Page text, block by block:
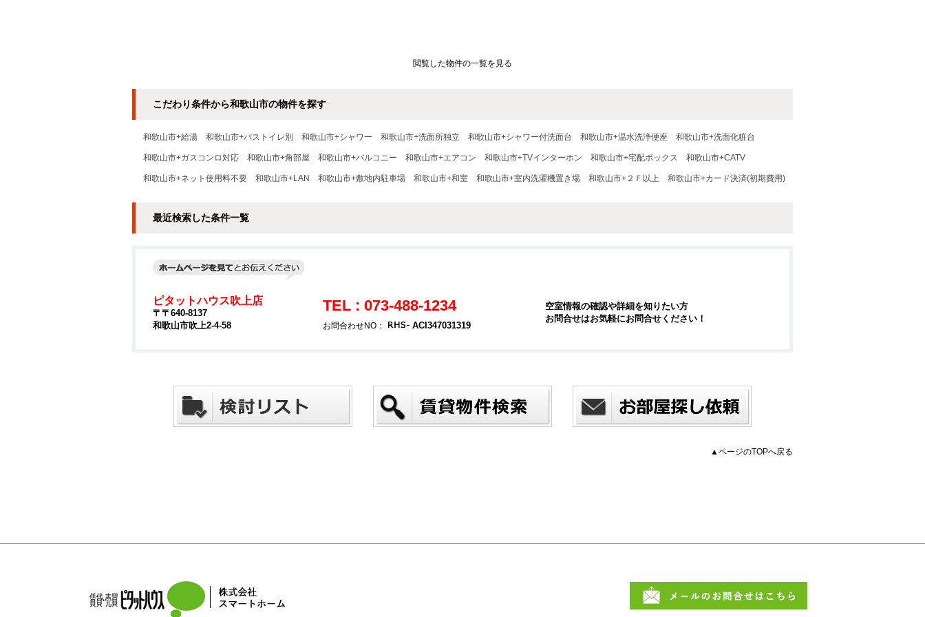
閲覧した物件の一覧を見る
こだわり条件から和歌山市の物件を探す
和歌山市+給湯 和歌山市+バストイレ別 和歌山市+シャワー 和歌山市+洗面所独立 和歌山市+シャワー付洗面台 和歌山市+温水洗浄便座 和歌山市+洗面化粧台
和歌山市+ガスコンロ対応 和歌山市+角部屋 和歌山市+バルコニー 和歌山市+エアコン 和歌山市+TVインターホン 和歌山市+宅配ボックス 和歌山市+CATV
和歌山市+ネット使用料不要 和歌山市+LAN 和歌山市+敷地内駐車場 和歌山市+和室 和歌山市+室内洗濯機置き場 和歌山市+２Ｆ以上 和歌山市+カード決済(初期費用)
最近検索した条件一覧
ピタットハウス吹上店
〒〒640-8137
和歌山市吹上2-4-58
TEL : 073-488-1234
お問合わせNO： ACI347031319
空室情報の確認や詳細を知りたい方
お問合せはお気軽にお問合せください！
▲ページのTOPへ戻る